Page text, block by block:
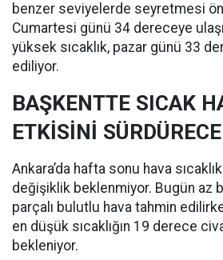
benzer seviyelerde seyretmesi
Cumartesi günü 34 dereceye
yüksek sıcaklık, pazar günü 33
ediliyor.
BAŞKENTTE SICAK
ETKİSİNİ
Ankara’da hafta sonu hava
değişiklik beklenmiyor. Bugün az
parçalı bulutlu hava tahmin
en düşük sıcaklığın 19 derece
bekleniyor.